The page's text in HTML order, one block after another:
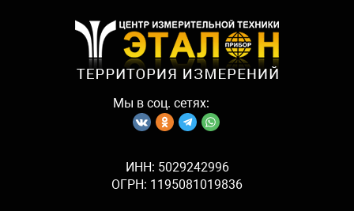
Мы в соц. сетях:
ИНН: 5029242996
ОГРН: 1195081019836